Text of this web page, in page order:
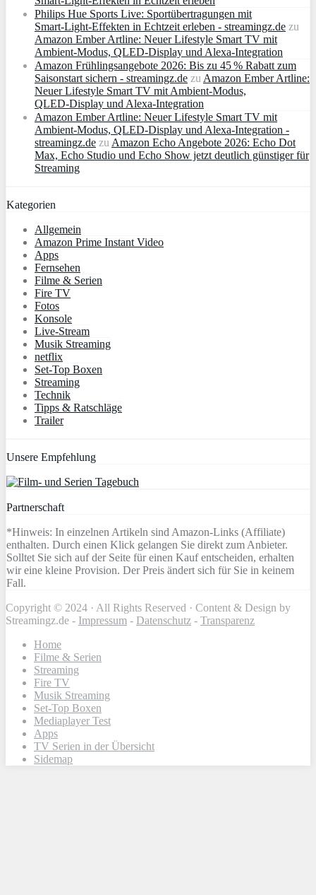
Philips Hue Sports Live: Sportübertragungen mit
Smart‑Light‑Effekten in Echtzeit erleben - streamingz.de zu
Amazon Ember Artline: Neuer Lifestyle Smart TV mit
Ambient‑Modus, QLED‑Display und Alexa‑Integration
Amazon Frühlingsangebote 2026: Bis zu 45 % Rabatt zum
Saisonstart sichern - streamingz.de zu Amazon Ember Artline:
Neuer Lifestyle Smart TV mit Ambient‑Modus,
QLED‑Display und Alexa‑Integration
Amazon Ember Artline: Neuer Lifestyle Smart TV mit
Ambient‑Modus, QLED‑Display und Alexa‑Integration -
streamingz.de zu Amazon Echo Angebote 2026: Echo Dot
Max, Echo Studio und Echo Show jetzt deutlich günstiger für
Streaming
Kategorien
Allgemein
Amazon Prime Instant Video
Apps
Fernsehen
Filme & Serien
Fire TV
Fotos
Konsole
Live-Stream
Musik Streaming
netflix
Set-Top Boxen
Streaming
Technik
Tipps & Ratschläge
Trailer
Unsere Empfehlung
Partnerschaft
*Hinweis: In einzelnen Artikeln sind Amazon-Links (Affiliate)
enthalten. Durch einen Klick gelangen Sie direkt zum Anbieter.
Solltet Sie sich auf der Seite für einen Kauf entscheiden, erhalten
wir eine kleine Provision. Der Preis ändert sich für Sie in keinem
Fall.
Copyright © 2024 · All Rights Reserved · Content & Design by
Streamingz.de - Impressum - Datenschutz - Transparenz
Home
Filme & Serien
Streaming
Fire TV
Musik Streaming
Set-Top Boxen
Mediaplayer Test
Apps
TV Serien in der Übersicht
Sidemap